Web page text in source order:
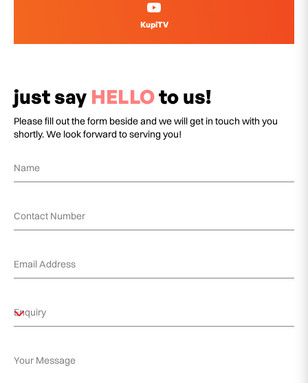
KupiTV
just say HELLOto us!
Please fill out the form beside and we will get in touch with you
shortly. We look forward to serving you!